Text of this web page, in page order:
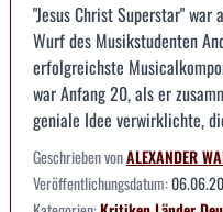
"Jesus Christ Superstar"
Wurf des Musikstudenten
erfolgreichste
war Anfang 20, als er
geniale Idee verwirklichte,
Geschrieben vonALEXANDER
Veröffentlichungsdatum: